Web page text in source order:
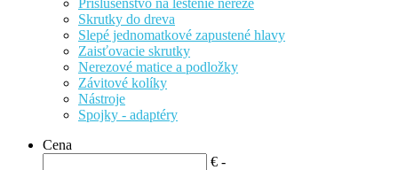
Skrutky do dreva
Slepé jednomatkové zapustené hlavy
Zaisťovacie skrutky
Nerezové matice a podložky
Závitové kolíky
Nástroje
Spojky - adaptéry
Cena
€ -